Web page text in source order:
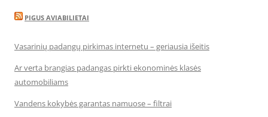
PIGUS AVIABILIETAI
Vasarinių padangų pirkimas internetu – geriausia išeitis
Ar verta brangias padangas pirkti ekonominės klasės
automobiliams
Vandens kokybės garantas namuose – filtrai